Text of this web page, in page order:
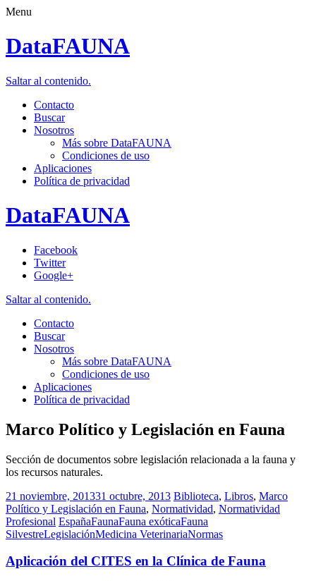
Menu
DataFAUNA
Saltar al contenido.
Contacto
Buscar
Nosotros
Más sobre DataFAUNA
Condiciones de uso
Aplicaciones
Política de privacidad
DataFAUNA
Facebook
Twitter
Google+
Saltar al contenido.
Contacto
Buscar
Nosotros
Más sobre DataFAUNA
Condiciones de uso
Aplicaciones
Política de privacidad
Marco Político y Legislación en Fauna
Sección de documentos sobre legislación relacionada a la fauna y
los recursos naturales.
21 noviembre, 201331 octubre, 2013 Biblioteca, Libros, Marco
Político y Legislación en Fauna, Normatividad, Normatividad
Profesional EspañaFaunaFauna exóticaFauna
SilvestreLegislaciónMedicina VeterinariaNormas
Aplicación del CITES en la Clínica de Fauna